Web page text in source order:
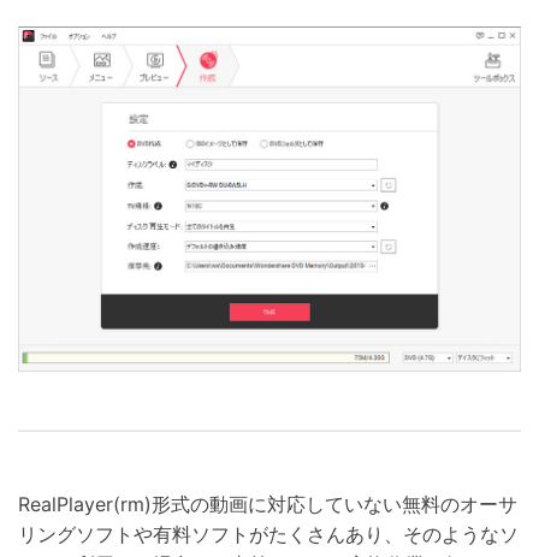
RealPlayer(rm)形式の動画に対応していない無料のオーサ
リングソフトや有料ソフトがたくさんあり、そのようなソ